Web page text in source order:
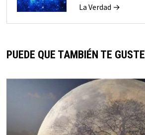
La Verdad →
PUEDE QUE TAMBIÉN TE GUSTE